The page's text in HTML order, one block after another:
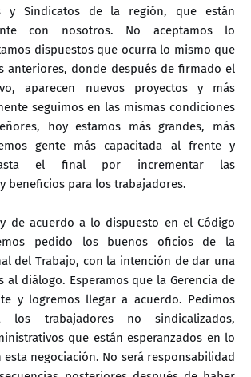
y Sindicatos de la región, que están
con nosotros. No aceptamos lo
dispuestos que ocurra lo mismo que
anteriores, donde después de firmado el
aparecen nuevos proyectos y más
seguimos en las mismas condiciones
hoy estamos más grandes, más
gente más capacitada al frente y
el final por incrementar las
beneficios para los trabajadores.
de acuerdo a lo dispuesto en el Código
pedido los buenos oficios de la
del Trabajo, con la intención de dar una
al diálogo. Esperamos que la Gerencia de
y logremos llegar a acuerdo. Pedimos
los trabajadores no sindicalizados,
que están esperanzados en lo
negociación. No será responsabilidad